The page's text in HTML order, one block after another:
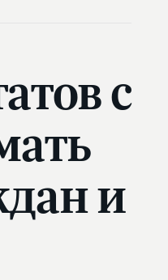
с
и